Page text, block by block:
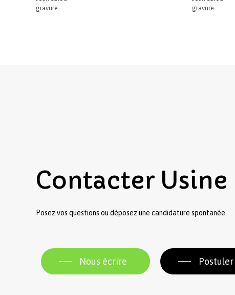
gravure
gravure
Contacter Usine
Posez vos questions ou déposez une candidature spontanée.
Nous écrire Postuler